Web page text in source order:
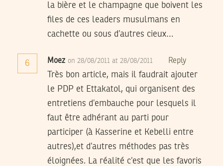
la bière et le champagne que boivent les
files de ces leaders musulmans en
cachette ou sous d’autres cieux…
6 Moez on 28/08/2011 at 28/08/2011 Reply
Très bon article, mais il faudrait ajouter
le PDP et Ettakatol, qui organisent des
entretiens d’embauche pour lesquels il
faut être adhérant au parti pour
participer (à Kasserine et Kebelli entre
autres),et d’autres méthodes pas très
éloignées. La réalité c’est que les favoris